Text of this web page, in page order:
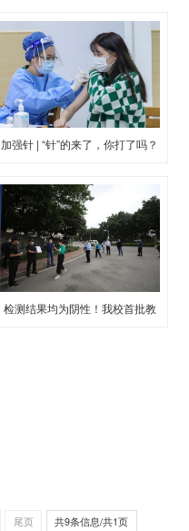
加强针 | “针”的来了，你打了吗？
检测结果均为阴性！我校首批教
尾页 共9条信息/共1页